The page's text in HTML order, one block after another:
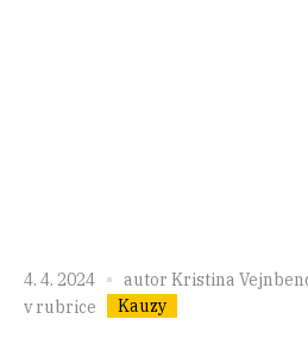
4. 4. 2024 autor Kristina
v rubrice
Kauzy